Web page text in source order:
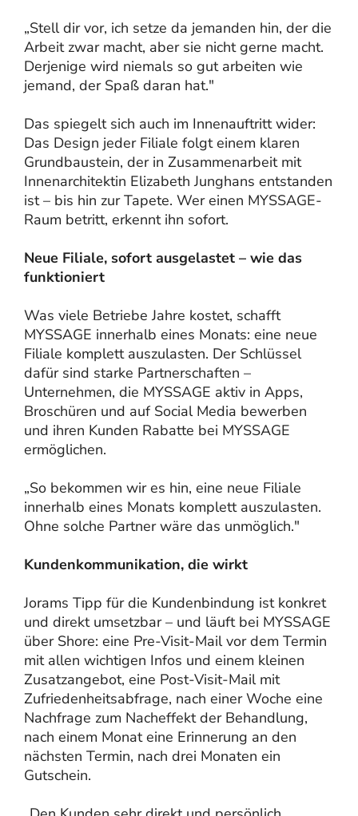
„Stell dir vor, ich setze da jemanden hin, der die
Arbeit zwar macht, aber sie nicht gerne macht.
Derjenige wird niemals so gut arbeiten wie
jemand, der Spaß daran hat."
Das spiegelt sich auch im Innenauftritt wider:
Das Design jeder Filiale folgt einem klaren
Grundbaustein, der in Zusammenarbeit mit
Innenarchitektin Elizabeth Junghans entstanden
ist – bis hin zur Tapete. Wer einen MYSSAGE-
Raum betritt, erkennt ihn sofort.
Neue Filiale, sofort ausgelastet – wie das
funktioniert
Was viele Betriebe Jahre kostet, schafft
MYSSAGE innerhalb eines Monats: eine neue
Filiale komplett auszulasten. Der Schlüssel
dafür sind starke Partnerschaften –
Unternehmen, die MYSSAGE aktiv in Apps,
Broschüren und auf Social Media bewerben
und ihren Kunden Rabatte bei MYSSAGE
ermöglichen.
„So bekommen wir es hin, eine neue Filiale
innerhalb eines Monats komplett auszulasten.
Ohne solche Partner wäre das unmöglich."
Kundenkommunikation, die wirkt
Jorams Tipp für die Kundenbindung ist konkret
und direkt umsetzbar – und läuft bei MYSSAGE
über Shore: eine Pre-Visit-Mail vor dem Termin
mit allen wichtigen Infos und einem kleinen
Zusatzangebot, eine Post-Visit-Mail mit
Zufriedenheitsabfrage, nach einer Woche eine
Nachfrage zum Nacheffekt der Behandlung,
nach einem Monat eine Erinnerung an den
nächsten Termin, nach drei Monaten ein
Gutschein.